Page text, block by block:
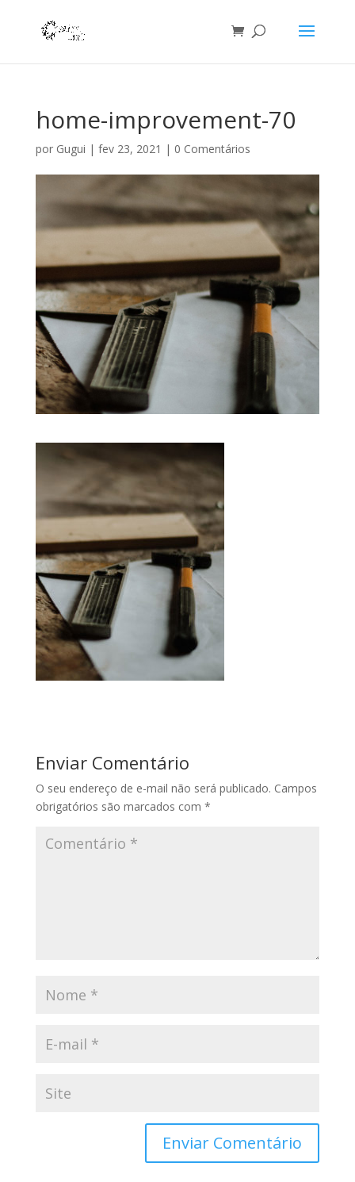
home-improvement-70
por Gugui | fev 23, 2021 | 0 Comentários
Enviar Comentário
O seu endereço de e-mail não será publicado. Campos
obrigatórios são marcados com *